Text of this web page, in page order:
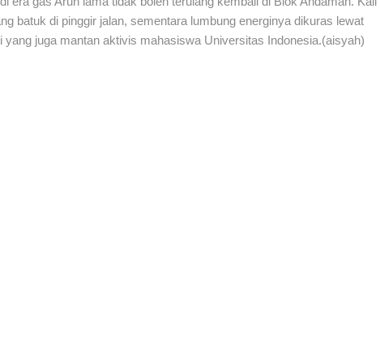
batuk di pinggir jalan, sementara lumbung energinya dikuras lewat
yang juga mantan aktivis mahasiswa Universitas Indonesia.(aisyah)